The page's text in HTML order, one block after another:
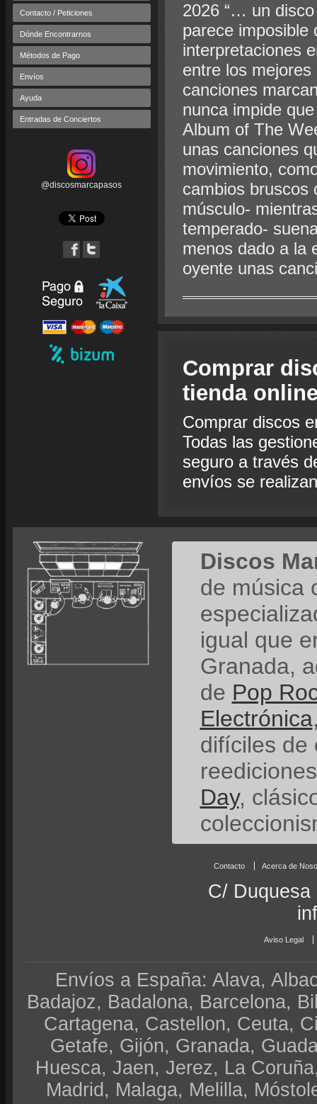
Contacto / Peticiones
Dónde Encontrarnos
Métodos de Pago
Envíos
Ayuda
Entradas de Conciertos
@discosmarcapasos
2026 “… un
parece imposible
interpretaciones
entre los
canciones
nunca impide
Album of The
unas canciones
movimiento,
cambios bruscos
músculo-
temperado-
menos dado a la
oyente unas
Comprar
tienda
Comprar discos
Todas las
seguro a través
envíos se
Discos
de música
igual que
Granada,
de Pop
Electrónica
difíciles de
Day,
Contacto Acerca de
C/ Duquesa
Aviso Legal
Envíos a España: Alava,
Badajoz, Badalona, Barcelona,
Cartagena, Castellon, Ceuta,
Getafe, Gijón, Granada,
Huesca, Jaen, Jerez, La
Madrid, Malaga, Melilla,